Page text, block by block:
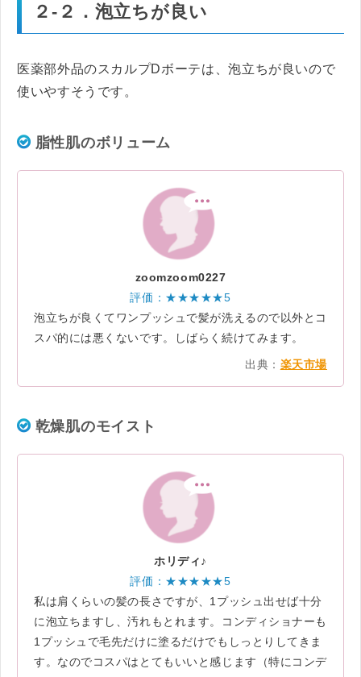
２-２．泡立ちが良い
医薬部外品のスカルプDボーテは、泡立ちが良いので
使いやすそうです。
脂性肌のボリューム
zoomzoom0227
評価：★★★★★5
泡立ちが良くてワンプッシュで髪が洗えるので以外とコ
スパ的には悪くないです。しばらく続けてみます。
出典： 楽天市場
乾燥肌のモイスト
ホリディ♪
評価：★★★★★5
私は肩くらいの髪の長さですが、1プッシュ出せば十分
に泡立ちますし、汚れもとれます。コンディショナーも
1プッシュで毛先だけに塗るだけでもしっとりしてきま
す。なのでコスパはとてもいいと感じます（特にコンデ